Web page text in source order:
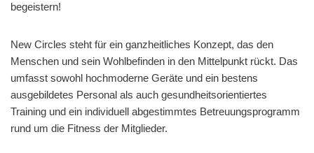
begeistern!
New Circles steht für ein ganzheitliches Konzept, das den
Menschen und sein Wohlbefinden in den Mittelpunkt rückt. Das
umfasst sowohl hochmoderne Geräte und ein bestens
ausgebildetes Personal als auch gesundheitsorientiertes
Training und ein individuell abgestimmtes Betreuungsprogramm
rund um die Fitness der Mitglieder.